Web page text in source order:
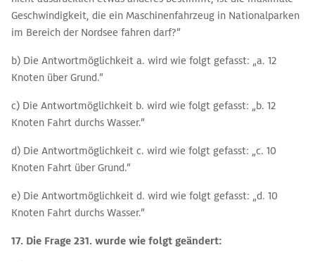
Geschwindigkeit, die ein Maschinenfahrzeug in Nationalparken
im Bereich der Nordsee fahren darf?“
b) Die Antwortmöglichkeit a. wird wie folgt gefasst: „a. 12
Knoten über Grund.“
c) Die Antwortmöglichkeit b. wird wie folgt gefasst: „b. 12
Knoten Fahrt durchs Wasser.“
d) Die Antwortmöglichkeit c. wird wie folgt gefasst: „c. 10
Knoten Fahrt über Grund.“
e) Die Antwortmöglichkeit d. wird wie folgt gefasst: „d. 10
Knoten Fahrt durchs Wasser.“
17. Die Frage 231. wurde wie folgt geändert: